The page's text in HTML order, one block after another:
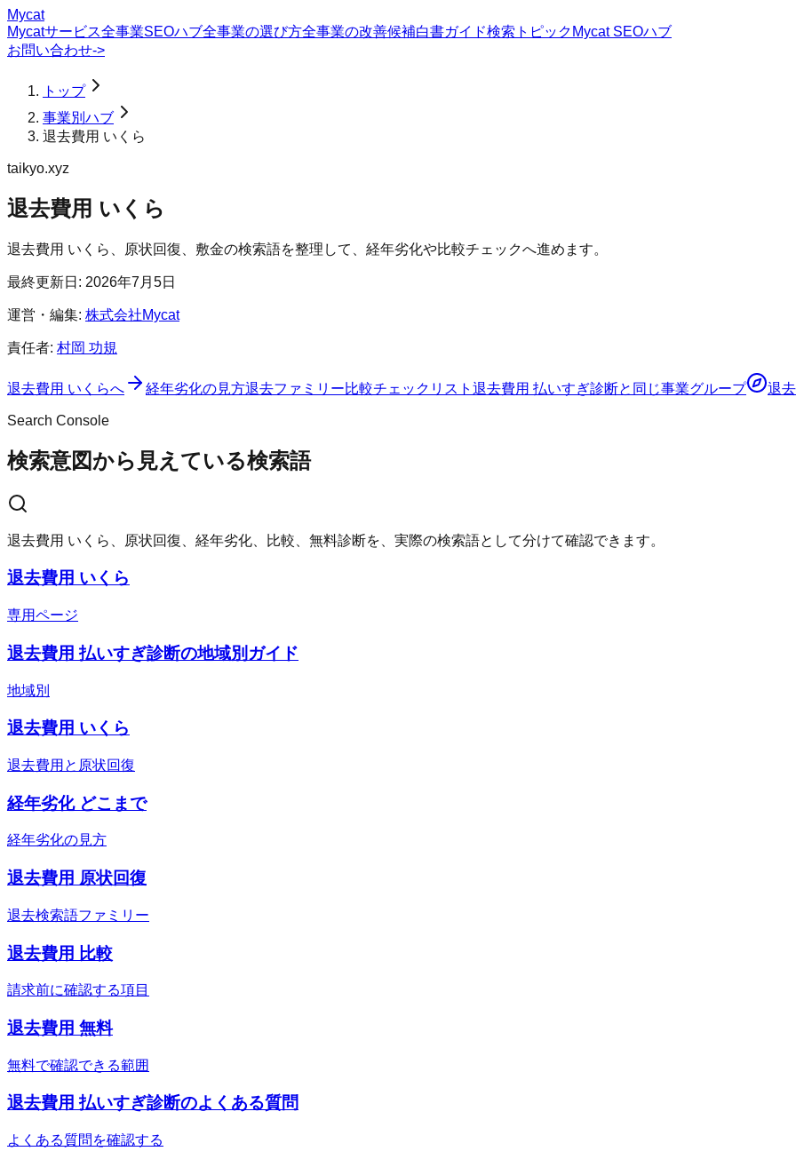
Mycat
Mycatサービス全事業SEOハブ全事業の選び方全事業の改善候補白書ガイド検索トピック Mycat SEOハブ
お問い合わせ->
トップ
事業別ハブ
退去費用 いくら
taikyo.xyz
退去費用 いくら
退去費用 いくら、原状回復、敷金の検索語を整理して、経年劣化や比較チェックへ進めます。
最終更新日: 2026年7月5日
運営・編集: 株式会社Mycat
責任者: 村岡 功規
退去費用 いくらへ 経年劣化の見方退去ファミリー比較チェックリスト 退去費用 払いすぎ診断と同じ事業グループ 退
Search Console
検索意図から見えている検索語
退去費用 いくら、原状回復、経年劣化、比較、無料診断を、実際の検索語として分けて確認できます。
退去費用 いくら
専用ページ
退去費用 払いすぎ診断の地域別ガイド
地域別
退去費用 いくら
退去費用と原状回復
経年劣化 どこまで
経年劣化の見方
退去費用 原状回復
退去検索語ファミリー
退去費用 比較
請求前に確認する項目
退去費用 無料
無料で確認できる範囲
退去費用 払いすぎ診断のよくある質問
よくある質問を確認する